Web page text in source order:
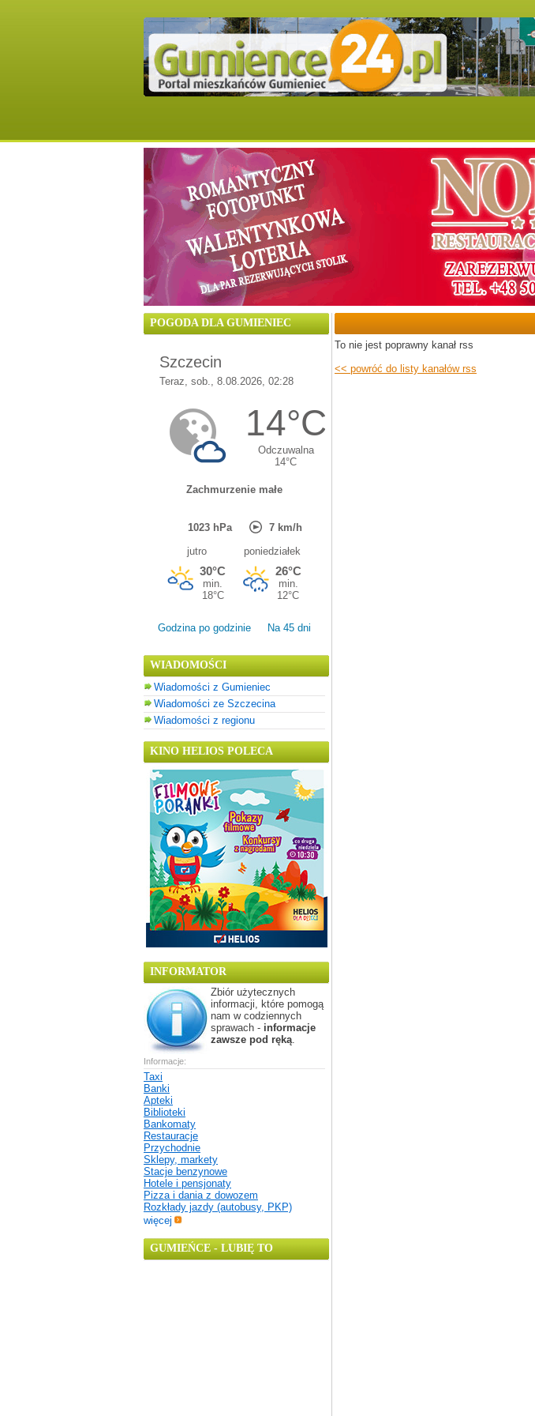
POGODA DLA GUMIENIEC
Godzina po godzinie Na 45 dni
WIADOMOŚCI
Wiadomości z Gumieniec
Wiadomości ze Szczecina
Wiadomości z regionu
KINO HELIOS POLECA
INFORMATOR
Zbiór użytecznych
informacji, które pomogą
nam w codziennych
sprawach - informacje
zawsze pod ręką.
Informacje:
Taxi
Banki
Apteki
Biblioteki
Bankomaty
Restauracje
Przychodnie
Sklepy, markety
Stacje benzynowe
Hotele i pensjonaty
Pizza i dania z dowozem
Rozkłady jazdy (autobusy, PKP)
więcej
GUMIEŃCE - LUBIĘ TO
To nie jest poprawny kanał rss
<< powróć do listy kanałów rss